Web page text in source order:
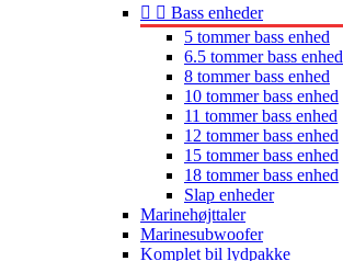
  Bass enheder
5 tommer bass enhed
6.5 tommer bass enhed
8 tommer bass enhed
10 tommer bass enhed
11 tommer bass enhed
12 tommer bass enhed
15 tommer bass enhed
18 tommer bass enhed
Slap enheder
Marinehøjttaler
Marinesubwoofer
Komplet bil lydpakke